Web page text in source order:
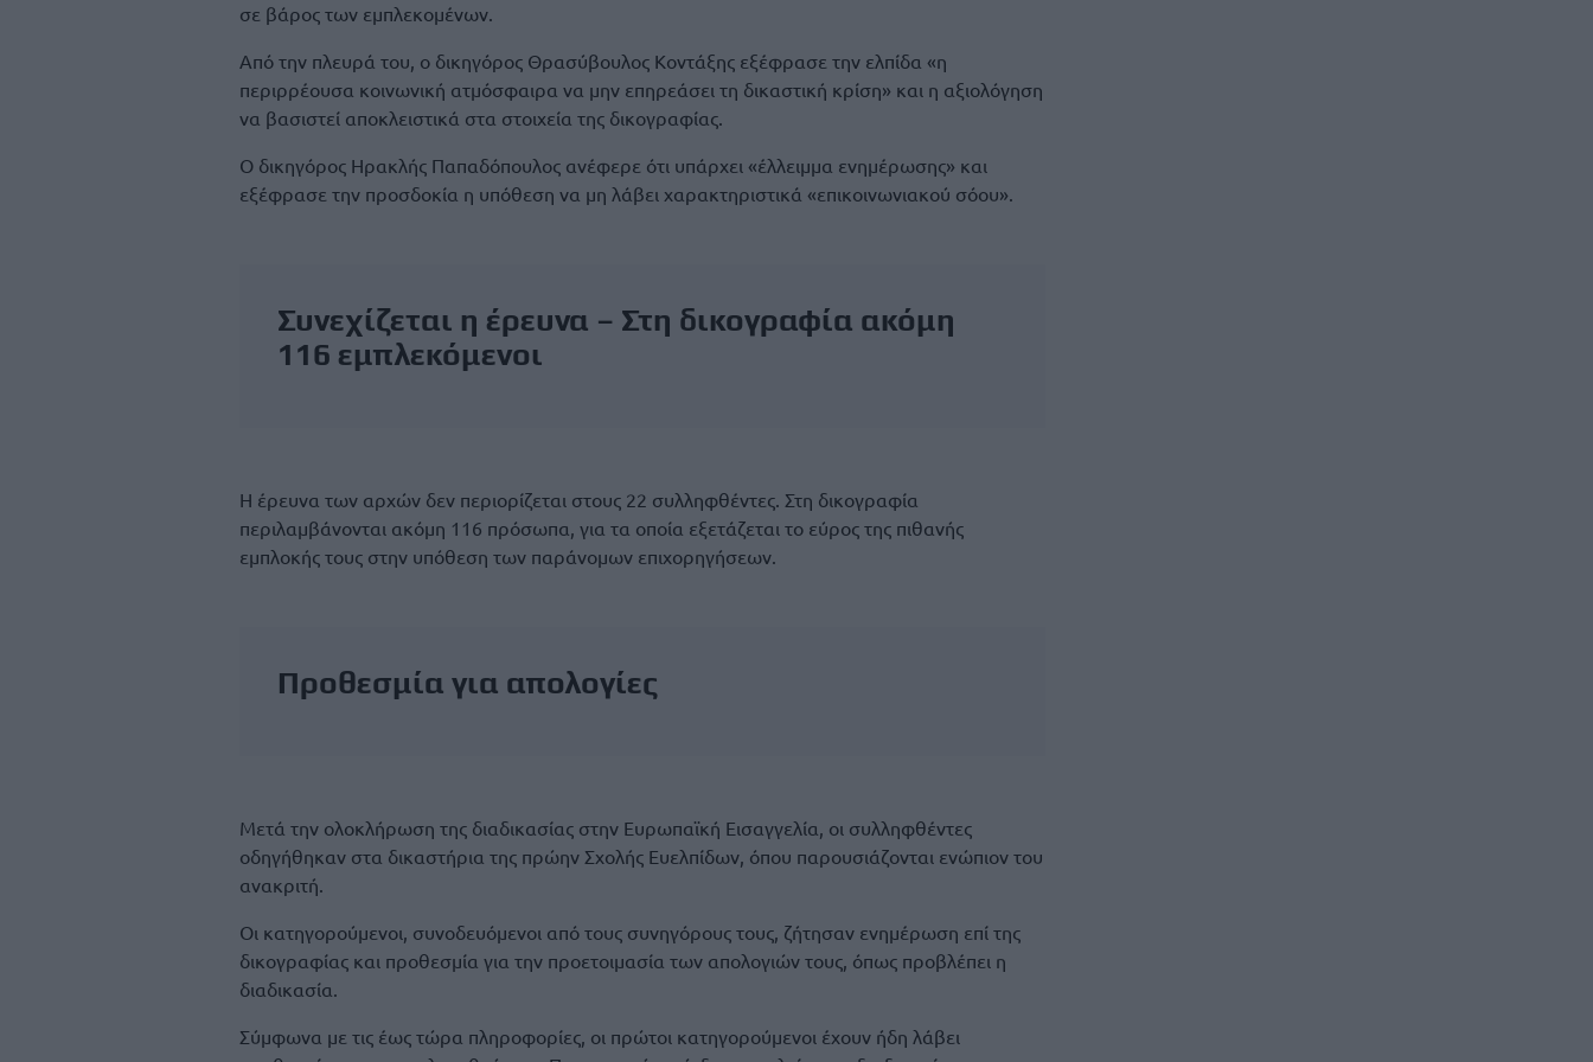
σε βάρος των εμπλεκομένων.
Από την πλευρά του, ο δικηγόρος Θρασύβουλος Κοντάξης εξέφρασε την ελπίδα «η
περιρρέουσα κοινωνική ατμόσφαιρα να μην επηρεάσει τη δικαστική κρίση» και η αξιολόγηση
να βασιστεί αποκλειστικά στα στοιχεία της δικογραφίας.
Ο δικηγόρος Ηρακλής Παπαδόπουλος ανέφερε ότι υπάρχει «έλλειμμα ενημέρωσης» και
εξέφρασε την προσδοκία η υπόθεση να μη λάβει χαρακτηριστικά «επικοινωνιακού σόου».
Συνεχίζεται η έρευνα – Στη δικογραφία ακόμη
116 εμπλεκόμενοι
Η έρευνα των αρχών δεν περιορίζεται στους 22 συλληφθέντες. Στη δικογραφία
περιλαμβάνονται ακόμη 116 πρόσωπα, για τα οποία εξετάζεται το εύρος της πιθανής
εμπλοκής τους στην υπόθεση των παράνομων επιχορηγήσεων.
Προθεσμία για απολογίες
Μετά την ολοκλήρωση της διαδικασίας στην Ευρωπαϊκή Εισαγγελία, οι συλληφθέντες
οδηγήθηκαν στα δικαστήρια της πρώην Σχολής Ευελπίδων, όπου παρουσιάζονται ενώπιον του
ανακριτή.
Οι κατηγορούμενοι, συνοδευόμενοι από τους συνηγόρους τους, ζήτησαν ενημέρωση επί της
δικογραφίας και προθεσμία για την προετοιμασία των απολογιών τους, όπως προβλέπει η
διαδικασία.
Σύμφωνα με τις έως τώρα πληροφορίες, οι πρώτοι κατηγορούμενοι έχουν ήδη λάβει